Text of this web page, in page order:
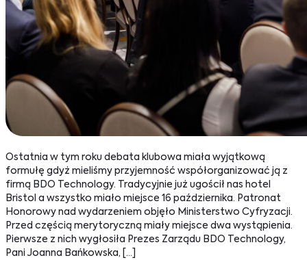
Ostatnia w tym roku debata klubowa miała wyjątkową
formułę gdyż mieliśmy przyjemność współorganizować ją z
firmą BDO Technology. Tradycyjnie już ugościł nas hotel
Bristol a wszystko miało miejsce 16 października. Patronat
Honorowy nad wydarzeniem objęło Ministerstwo Cyfryzacji.
Przed częścią merytoryczną miały miejsce dwa wystąpienia.
Pierwsze z nich wygłosiła Prezes Zarządu BDO Technology,
Pani Joanna Bańkowska, […]